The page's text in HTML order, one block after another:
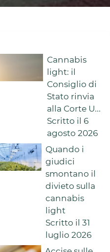
Cannabis
light: il
Consiglio di
Stato rinvia
alla Corte U...
Scritto il 6
agosto 2026
Quando i
giudici
smontano il
divieto sulla
cannabis
light
Scritto il 31
luglio 2026